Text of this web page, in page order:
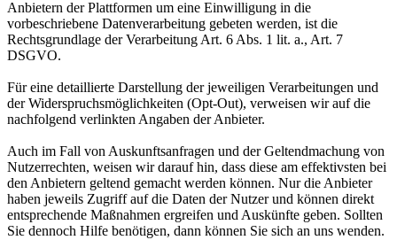
Anbietern der Plattformen um eine Einwilligung in die
vorbeschriebene Datenverarbeitung gebeten werden, ist die
Rechtsgrundlage der Verarbeitung Art. 6 Abs. 1 lit. a., Art. 7
DSGVO.
Für eine detaillierte Darstellung der jeweiligen Verarbeitungen und
der Widerspruchsmöglichkeiten (Opt-Out), verweisen wir auf die
nachfolgend verlinkten Angaben der Anbieter.
Auch im Fall von Auskunftsanfragen und der Geltendmachung von
Nutzerrechten, weisen wir darauf hin, dass diese am effektivsten bei
den Anbietern geltend gemacht werden können. Nur die Anbieter
haben jeweils Zugriff auf die Daten der Nutzer und können direkt
entsprechende Maßnahmen ergreifen und Auskünfte geben. Sollten
Sie dennoch Hilfe benötigen, dann können Sie sich an uns wenden.